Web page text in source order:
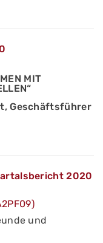
MIT
Geschäftsführer
2020
und